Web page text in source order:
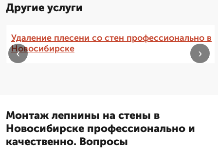
Другие услуги
Удаление плесени со стен профессионально в
Новосибирске
‹ ›
Монтаж лепнины на стены в
Новосибирске профессионально и
качественно. Вопросы